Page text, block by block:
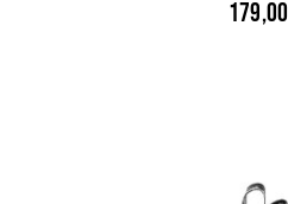
179,00